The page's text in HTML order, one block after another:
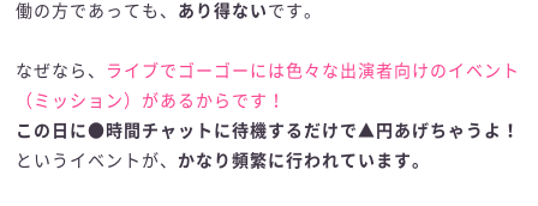
働の方であっても、 あり得ない です。
なぜなら、
ライブでゴーゴーには色々な出演者向けのイベント
（ミッション）があるからです！
この日に●時間チャットに待機するだけで▲円あげちゃうよ！
というイベントが、 かなり頻繁に行われています。